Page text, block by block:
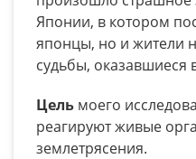
Японии, в котором
японцы, но и жители
судьбы, оказавшиеся
Цель моего
реагируют живые
землетрясения.